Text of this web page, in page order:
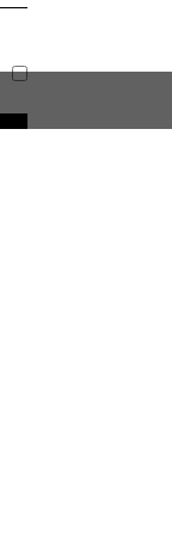
איתנו